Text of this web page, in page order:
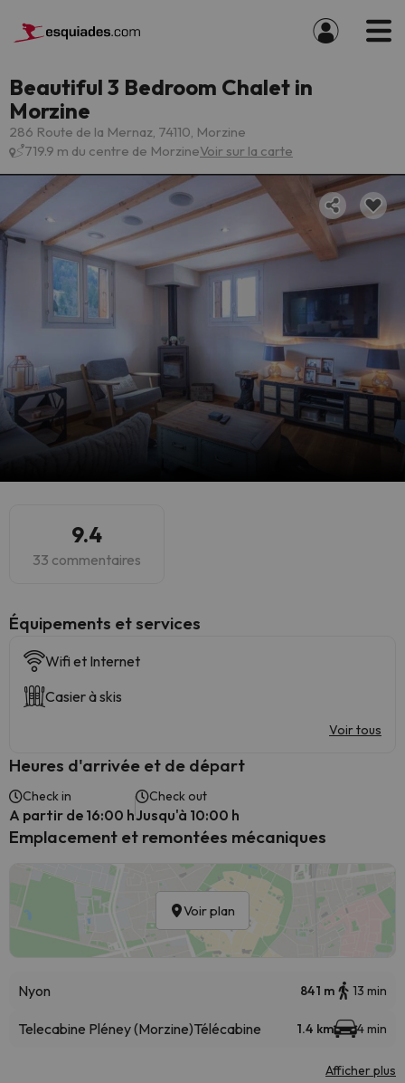
Beautiful 3 Bedroom Chalet in
Morzine
286 Route de la Mernaz, 74110, Morzine
719.9 m du centre de MorzineVoir sur la carte
9.4
33 commentaires
​Équipements et services
Wifi et Internet
Casier à skis
Voir tous
Heures d'arrivée et de départ
Check in
A partir de 16:00 h
Check out
Jusqu'à 10:00 h
Emplacement et remontées mécaniques
Voir plan
Nyon 841 m 13 min
Telecabine Pléney (Morzine)Télécabine 1.4 km 4 min
Afficher plus